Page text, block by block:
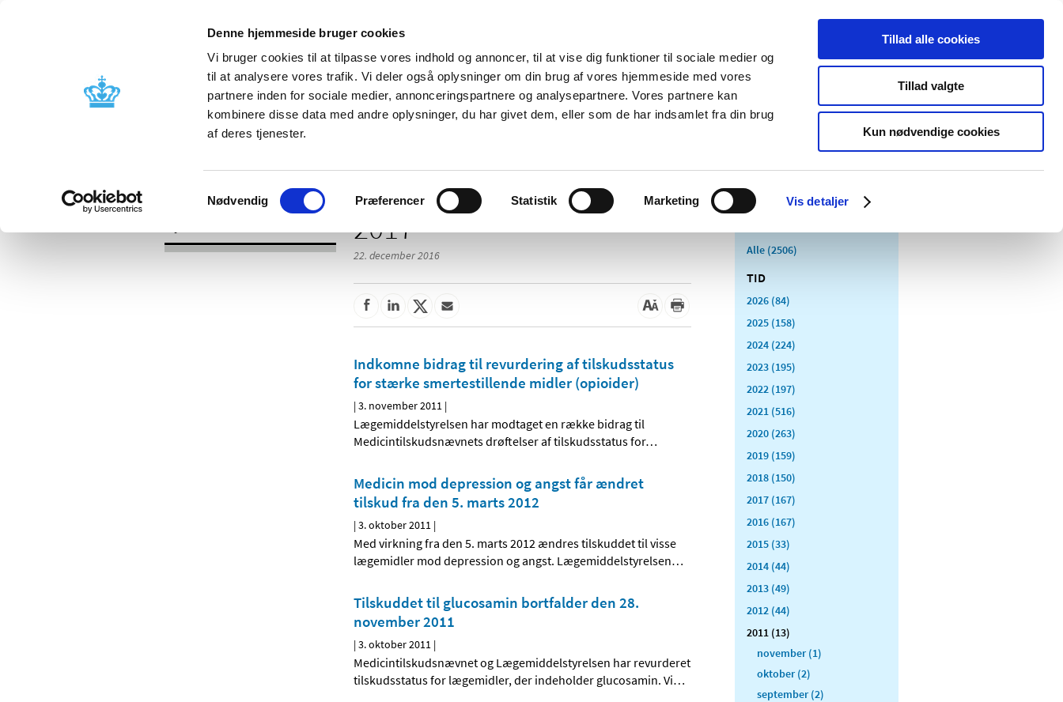
Denne hjemmeside bruger cookies
Vi bruger cookies til at tilpasse vores indhold og annoncer, til at vise dig funktioner til sociale medier og
til at analysere vores trafik. Vi deler også oplysninger om din brug af vores hjemmeside med vores
partnere inden for sociale medier, annonceringspartnere og analysepartnere. Vores partnere kan
kombinere disse data med andre oplysninger, du har givet dem, eller som de har indsamlet fra din brug
af deres tjenester.
Samtykkevalg
Nødvendig Præferencer Statistik Marketing Vis detaljer
Tillad alle cookies
Tillad valgte
Kun nødvendige cookies
Nyheder Om os Kontakt Udgivelser
Godkendelse og
Bivirkninger og
produktinformation
Tilskud og
Apoteker og salg af
Medicinsk
Særlige
produktområder
2017
22. december 2016
Indkomne bidrag til revurdering af tilskudsstatus
for stærke smertestillende midler (opioider)
|3. november 2011 |
Lægemiddelstyrelsen har modtaget en række bidrag til
Medicintilskudsnævnets drøftelser af tilskudsstatus for…
Medicin mod depression og angst får ændret
tilskud fra den 5. marts 2012
|3. oktober 2011 |
Med virkning fra den 5. marts 2012 ændres tilskuddet til visse
lægemidler mod depression og angst. Lægemiddelstyrelsen…
Tilskuddet til glucosamin bortfalder den 28.
november 2011
|3. oktober 2011 |
Medicintilskudsnævnet og Lægemiddelstyrelsen har revurderet
tilskudsstatus for lægemidler, der indeholder glucosamin. Vi…
Alle (2506)
TID
2026 (84)
2025 (158)
2024 (224)
2023 (195)
2022 (197)
2021 (516)
2020 (263)
2019 (159)
2018 (150)
2017 (167)
2016 (167)
2015 (33)
2014 (44)
2013 (49)
2012 (44)
2011 (13)
november (1)
oktober (2)
september (2)